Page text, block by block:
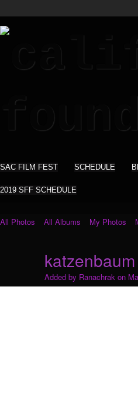
SAC FILM FEST SCHEDULE
2019 SFF SCHEDULE
All Photos All Albums My Photos
Added by Ranachrak on